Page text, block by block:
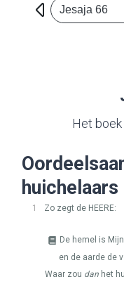
Jesaja 66
Het
huichelaars
1 Zo zegt de HEERE:
De hemel is
en de aarde de
Waar zou dan het